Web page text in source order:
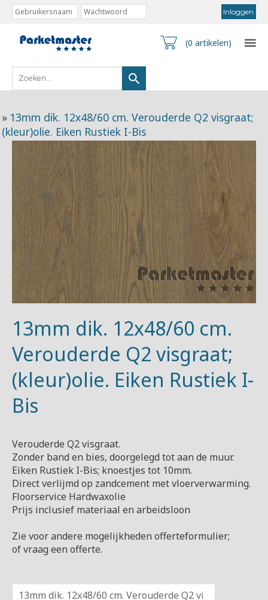
(0 artikelen)
» 13mm dik. 12x48/60 cm. Verouderde Q2 visgraat;
(kleur)olie. Eiken Rustiek I-Bis
13mm dik. 12x48/60 cm.
Verouderde Q2 visgraat;
(kleur)olie. Eiken Rustiek I-
Bis
Verouderde Q2 visgraat.
Zonder band en bies, doorgelegd tot aan de muur.
Eiken Rustiek I-Bis; knoestjes tot 10mm.
Direct verlijmd op zandcement met vloerverwarming.
Floorservice Hardwaxolie
Prijs inclusief materiaal en arbeidsloon
Zie voor andere mogelijkheden offerteformulier;
of vraag een offerte.